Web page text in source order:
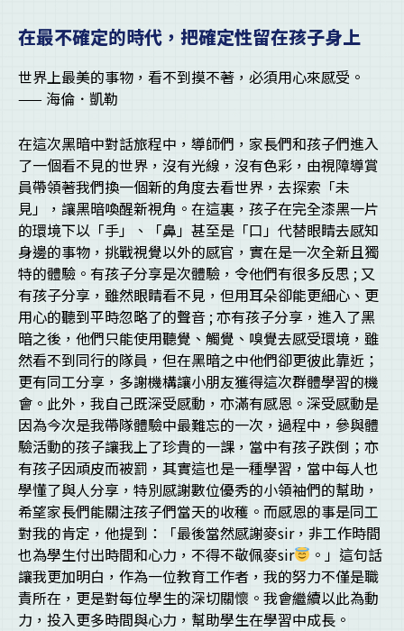
在最不確定的時代，把確定性留在孩子身上
世界上最美的事物，看不到摸不著，必須用心來感受。
—— 海倫．凱勒
在這次黑暗中對話旅程中，導師們，家長們和孩子們進入
了一個看不見的世界，沒有光線，沒有色彩，由視障導賞
員帶領著我們換一個新的角度去看世界，去探索「未
見」，讓黑暗喚醒新視角。在這裏，孩子在完全漆黑一片
的環境下以「手」、「鼻」甚至是「口」代替眼睛去感知
身邊的事物，挑戰視覺以外的感官，實在是一次全新且獨
特的體驗。有孩子分享是次體驗，令他們有很多反思 ; 又
有孩子分享，雖然眼睛看不見，但用耳朵卻能更細心、更
用心的聽到平時忽略了的聲音 ; 亦有孩子分享，進入了黑
暗之後，他們只能使用聽覺、觸覺、嗅覺去感受環境，雖
然看不到同行的隊員，但在黑暗之中他們卻更彼此靠近；
更有同工分享，多謝機構讓小朋友獲得這次群體學習的機
會。此外，我自己既深受感動，亦滿有感恩。深受感動是
因為今次是我帶隊體驗中最難忘的一次，過程中，參與體
驗活動的孩子讓我上了珍貴的一課，當中有孩子跌倒；亦
有孩子因頑皮而被罰，其實這也是一種學習，當中每人也
學懂了與人分享，特別感謝數位優秀的小領袖們的幫助，
希望家長們能關注孩子們當天的收穫。而感恩的事是同工
對我的肯定，他提到：「最後當然感謝麥sir，非工作時間
也為學生付出時間和心力，不得不敬佩麥sir
。」這句話
讓我更加明白，作為一位教育工作者，我的努力不僅是職
責所在，更是對每位學生的深切關懷。我會繼續以此為動
力，投入更多時間與心力，幫助學生在學習中成長。